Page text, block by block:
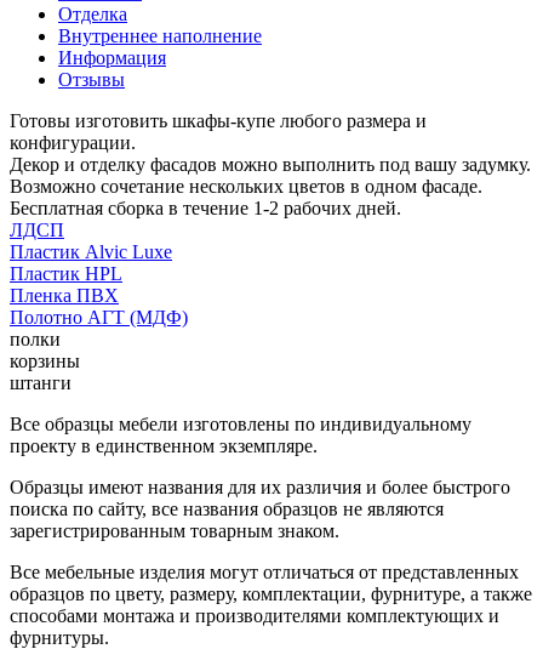
Отделка
Внутреннее наполнение
Информация
Отзывы
Готовы изготовить шкафы-купе любого размера и
конфигурации.
Декор и отделку фасадов можно выполнить под вашу задумку.
Возможно сочетание нескольких цветов в одном фасаде.
Бесплатная сборка в течение 1-2 рабочих дней.
ЛДСП
Пластик Alvic Luxe
Пластик HPL
Пленка ПВХ
Полотно АГТ (МДФ)
полки
корзины
штанги
Все образцы мебели изготовлены по индивидуальному
проекту в единственном экземпляре.
Образцы имеют названия для их различия и более быстрого
поиска по сайту, все названия образцов не являются
зарегистрированным товарным знаком.
Все мебельные изделия могут отличаться от представленных
образцов по цвету, размеру, комплектации, фурнитуре, а также
способами монтажа и производителями комплектующих и
фурнитуры.